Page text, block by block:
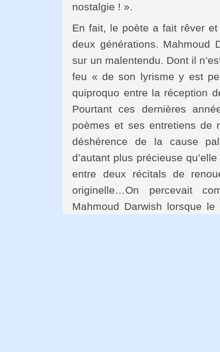
nostalgie ! ».
En fait, le poète a fait rêver
deux générations. Mahmoud
sur un malentendu. Dont il
feu « de son lyrisme y est
quiproquo entre la réception
Pourtant ces dernières
poèmes et ses entretiens
déshérence de la cause
d’autant plus précieuse
entre deux récitals de
originelle…On percevait
Mahmoud Darwish lorsque